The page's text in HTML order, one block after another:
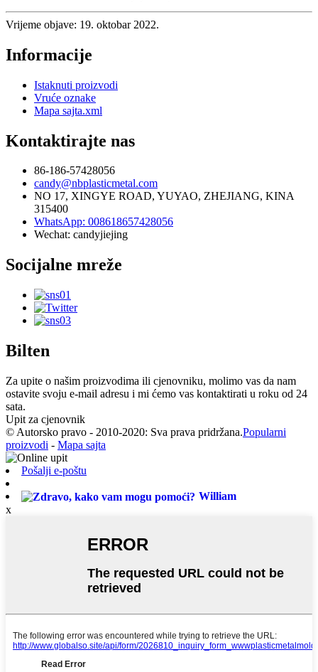
Vrijeme objave: 19. oktobar 2022.
Informacije
Istaknuti proizvodi
Vruće oznake
Mapa sajta.xml
Kontaktirajte nas
86-186-57428056
candy@nbplasticmetal.com
NO 17, XINGYE ROAD, YUYAO, ZHEJIANG, KINA
315400
WhatsApp: 008618657428056
Wechat: candyjiejing
Socijalne mreže
Bilten
Za upite o našim proizvodima ili cjenovniku, molimo vas da nam
ostavite svoju e-mail adresu i mi ćemo vas kontaktirati u roku od 24
sata.
Upit za cjenovnik
© Autorsko pravo - 2010-2020: Sva prava pridržana.Popularni
proizvodi - Mapa sajta
Pošalji e-poštu
William
x